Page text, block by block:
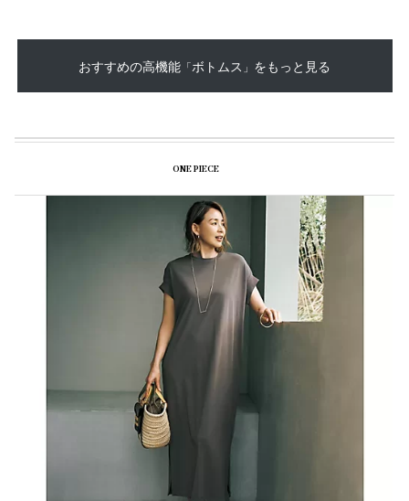
おすすめの高機能 「 ボトムス 」 をもっと見る
ONE PIECE